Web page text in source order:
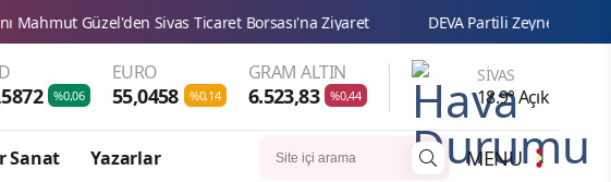
Sivas Ticaret Borsası'na Ziyaret DEVA Partili Zeynep Sudan: “Çocukların
%0,06
EURO
55,0458 %0,14
GRAM ALTIN
6.523,83 %0,44
SIVAS
18.9° Açık
Sanat Yazarlar MENU